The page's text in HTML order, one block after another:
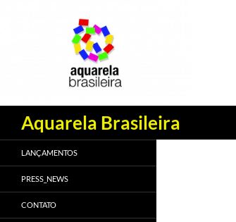
Aquarela Brasileira
Pesquisar
LANÇAMENTOS
PRESS_NEWS
CONTATO